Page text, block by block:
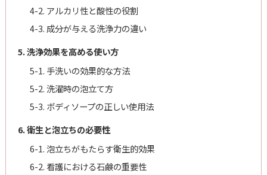
4-2. アルカリ性と酸性の役割
4-3. 成分が与える洗浄力の違い
5. 洗浄効果を高める使い方
5-1. 手洗いの効果的な方法
5-2. 洗濯時の泡立て方
5-3. ボディソープの正しい使用法
6. 衛生と泡立ちの必要性
6-1. 泡立ちがもたらす衛生的効果
6-2. 看護における石鹸の重要性